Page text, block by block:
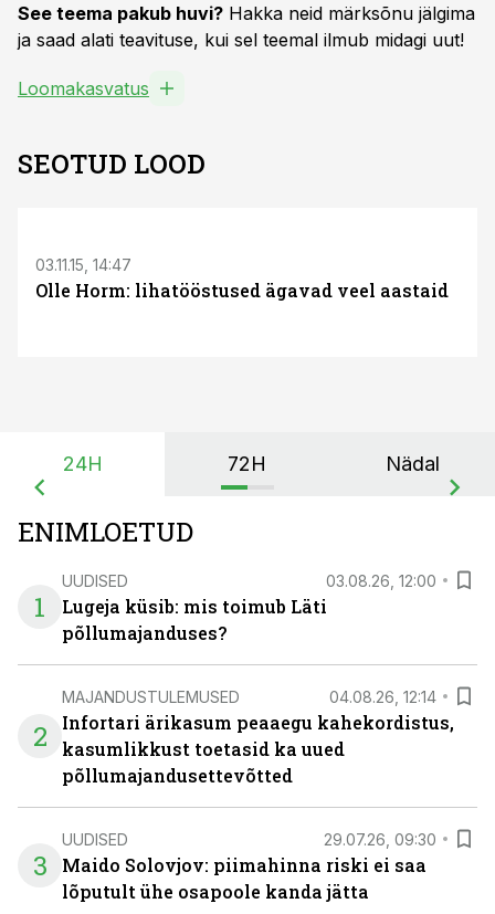
See teema pakub huvi? Hakka neid märksõnu jälgima
ja saad alati teavituse, kui sel teemal ilmub midagi uut!
Loomakasvatus
SEOTUD LOOD
03.11.15, 14:47
Olle Horm: lihatööstused ägavad veel aastaid
24H 72H Nädal
ENIMLOETUD
1
UUDISED 03.08.26, 12:00
Lugeja küsib: mis toimub Läti
põllumajanduses?
2
MAJANDUSTULEMUSED 04.08.26, 12:14
Infortari ärikasum peaaegu kahekordistus,
kasumlikkust toetasid ka uued
põllumajandusettevõtted
3
UUDISED 29.07.26, 09:30
Maido Solovjov: piimahinna riski ei saa
lõputult ühe osapoole kanda jätta